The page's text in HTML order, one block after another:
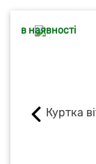
в наявності